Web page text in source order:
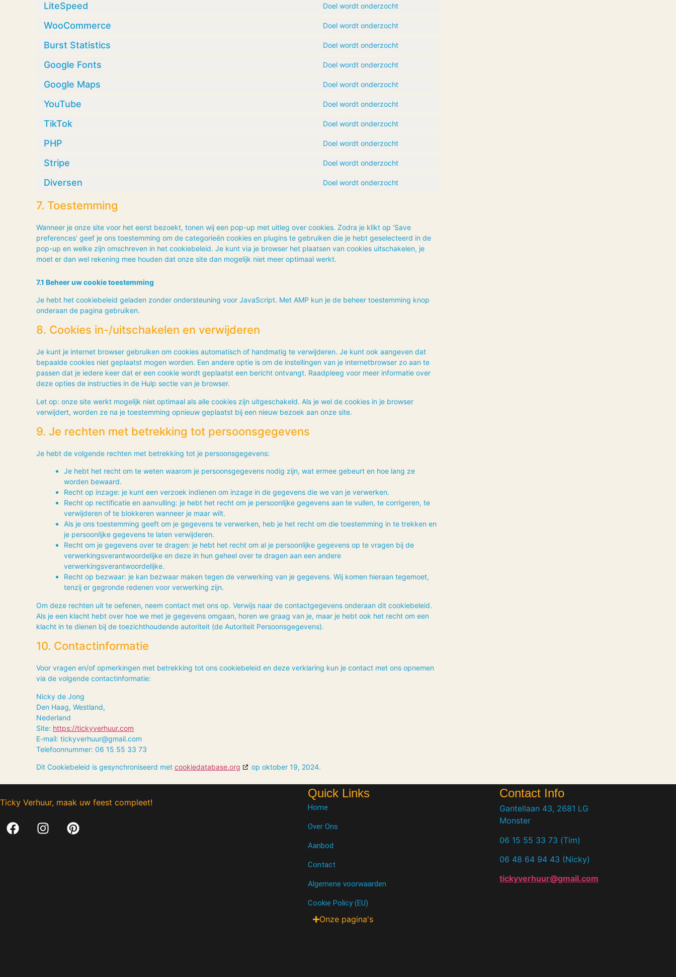
LiteSpeed Doel wordt onderzocht
WooCommerce Doel wordt onderzocht
Burst Statistics Doel wordt onderzocht
Google Fonts Doel wordt onderzocht
Google Maps Doel wordt onderzocht
YouTube Doel wordt onderzocht
TikTok Doel wordt onderzocht
PHP Doel wordt onderzocht
Stripe Doel wordt onderzocht
Diversen Doel wordt onderzocht
7. Toestemming
Wanneer je onze site voor het eerst bezoekt, tonen wij een pop-up met uitleg over cookies. Zodra je klikt op ‘Save
preferences’ geef je ons toestemming om de categorieën cookies en plugins te gebruiken die je hebt geselecteerd in de
pop-up en welke zijn omschreven in het cookiebeleid. Je kunt via je browser het plaatsen van cookies uitschakelen, je
moet er dan wel rekening mee houden dat onze site dan mogelijk niet meer optimaal werkt.
7.1 Beheer uw cookie toestemming
Je hebt het cookiebeleid geladen zonder ondersteuning voor JavaScript. Met AMP kun je de beheer toestemming knop
onderaan de pagina gebruiken.
8. Cookies in-/uitschakelen en verwijderen
Je kunt je internet browser gebruiken om cookies automatisch of handmatig te verwijderen. Je kunt ook aangeven dat
bepaalde cookies niet geplaatst mogen worden. Een andere optie is om de instellingen van je internetbrowser zo aan te
passen dat je iedere keer dat er een cookie wordt geplaatst een bericht ontvangt. Raadpleeg voor meer informatie over
deze opties de instructies in de Hulp sectie van je browser.
Let op: onze site werkt mogelijk niet optimaal als alle cookies zijn uitgeschakeld. Als je wel de cookies in je browser
verwijdert, worden ze na je toestemming opnieuw geplaatst bij een nieuw bezoek aan onze site.
9. Je rechten met betrekking tot persoonsgegevens
Je hebt de volgende rechten met betrekking tot je persoonsgegevens:
Je hebt het recht om te weten waarom je persoonsgegevens nodig zijn, wat ermee gebeurt en hoe lang ze
worden bewaard.
Recht op inzage: je kunt een verzoek indienen om inzage in de gegevens die we van je verwerken.
Recht op rectificatie en aanvulling: je hebt het recht om je persoonlijke gegevens aan te vullen, te corrigeren, te
verwijderen of te blokkeren wanneer je maar wilt.
Als je ons toestemming geeft om je gegevens te verwerken, heb je het recht om die toestemming in te trekken en
je persoonlijke gegevens te laten verwijderen.
Recht om je gegevens over te dragen: je hebt het recht om al je persoonlijke gegevens op te vragen bij de
verwerkingsverantwoordelijke en deze in hun geheel over te dragen aan een andere
verwerkingsverantwoordelijke.
Recht op bezwaar: je kan bezwaar maken tegen de verwerking van je gegevens. Wij komen hieraan tegemoet,
tenzij er gegronde redenen voor verwerking zijn.
Om deze rechten uit te oefenen, neem contact met ons op. Verwijs naar de contactgegevens onderaan dit cookiebeleid.
Als je een klacht hebt over hoe we met je gegevens omgaan, horen we graag van je, maar je hebt ook het recht om een
klacht in te dienen bij de toezichthoudende autoriteit (de Autoriteit Persoonsgegevens).
10. Contactinformatie
Voor vragen en/of opmerkingen met betrekking tot ons cookiebeleid en deze verklaring kun je contact met ons opnemen
via de volgende contactinformatie:
Nicky de Jong
Den Haag, Westland,
Nederland
Site: https://tickyverhuur.com
E-mail: tickyverhuur@gmail.com
Telefoonnummer: 06 15 55 33 73
Dit Cookiebeleid is gesynchroniseerd met cookiedatabase.org op oktober 19, 2024.
Ticky Verhuur, maak uw feest compleet!
Quick Links
Home
Over Ons
Aanbod
Contact
Algemene voorwaarden
Cookie Policy (EU)
Onze pagina's
Contact Info
Gantellaan 43, 2681 LG
Monster
06 15 55 33 73 (Tim)
06 48 64 94 43 (Nicky)
tickyverhuur@gmail.com